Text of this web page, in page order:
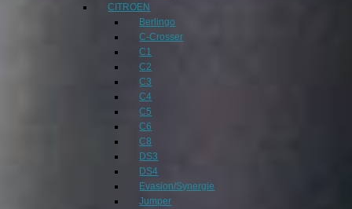
CITROEN
Berlingo
C-Crosser
C1
C2
C3
C4
C5
C6
C8
DS3
DS4
Evasion/Synergie
Jumper